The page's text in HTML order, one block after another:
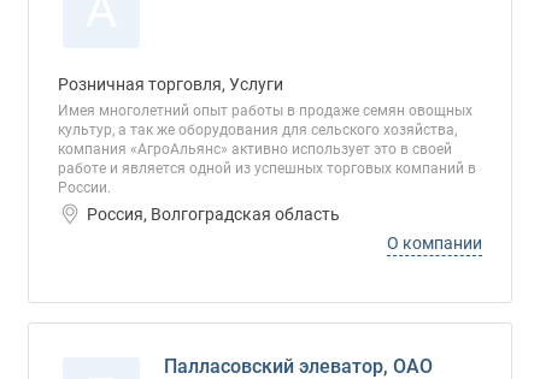
Розничная торговля, Услуги
Имея многолетний опыт работы в продаже семян овощных
культур, а так же оборудования для сельского хозяйства,
компания «АгроАльянс» активно использует это в своей
работе и является одной из успешных торговых компаний в
России.
Россия, Волгоградская область
О компании
Палласовский элеватор, ОАО